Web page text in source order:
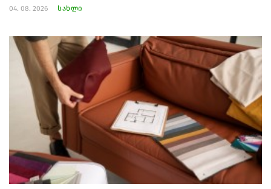
04. 08. 2026 სახლი